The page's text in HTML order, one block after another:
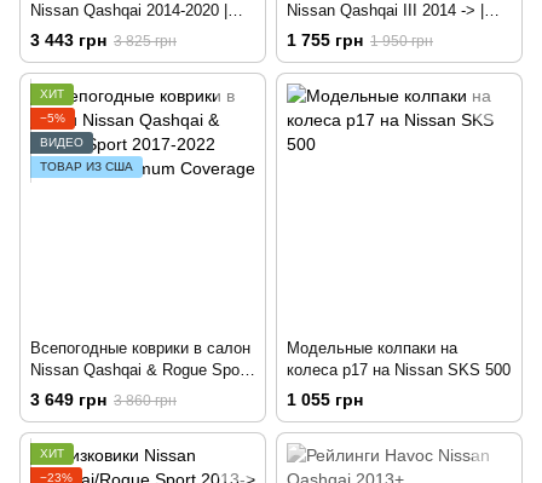
Nissan Qashqai 2014-2020 |
Ветровики на скотче с хром
молдингом HIC NI84-IJ
3 443 грн 3 825 грн
Nissan Qashqai III 2014 -> |
Ветровики на скотче HIC NI84
1 755 грн 1 950 грн
ХИТ
−5%
ВИДЕО
ТОВАР ИЗ США
Всепогодные коврики в салон
Nissan Qashqai & Rogue Sport
2017-2022 Havoc™ Maximum
Coverage
3 649 грн 3 860 грн
Модельные колпаки на
колеса р17 на Nissan SKS 500
1 055 грн
ХИТ
−23%